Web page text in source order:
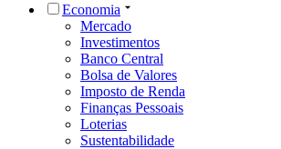
Economia
Mercado
Investimentos
Banco Central
Bolsa de Valores
Imposto de Renda
Finanças Pessoais
Loterias
Sustentabilidade